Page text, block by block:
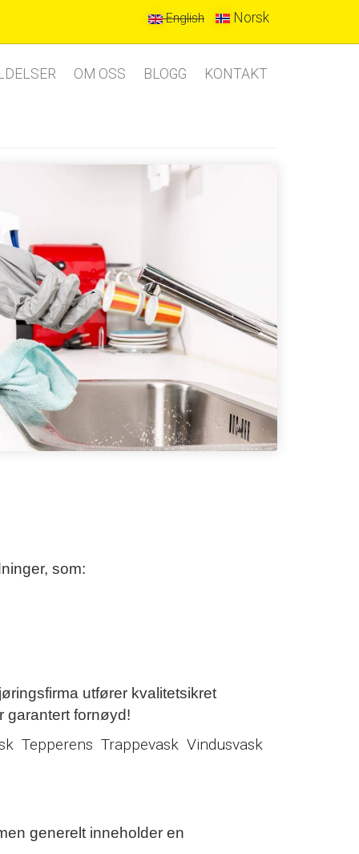
English Norsk
OM OSS BLOGG KONTAKT
som:
utfører kvalitetsikret
garantert fornøyd!
Tepperens Trappevask Vindusvask
generelt inneholder en